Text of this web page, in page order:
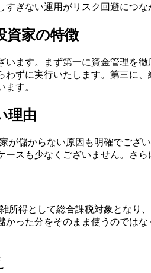
ぎない運用がリスク回避につな
資家の特徴
います。まず第一に資金管理を
わずに実行いたします。第三に
す。
理由
が儲からない原因も明確でござ
ースも少なくございません。さ
所得として総合課税対象となり
かった分をそのまま使うのでは